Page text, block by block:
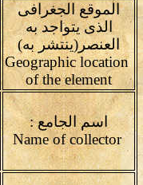
الموقع الجغرافى
الذى يتواجد به
العنصر(ينتشر به)
Geographic location
of the element
اسم الجامع :
Name of collector